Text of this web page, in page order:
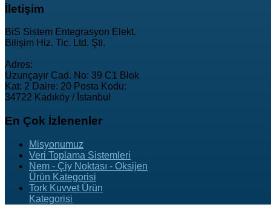
İletişim
BiS Sistem Entegrasyon Elekt.
Bilişim Hiz. Tic. Ltd. Şti.
Adres:
Uzunçayır Cad. No: 39 C1 Blok
Kat: 2 Daire: 20 Posta Kodu:
34722 Kadıköy / İstanbul
En Çok İzlenenler
Misyonumuz
Veri Toplama Sistemleri
Nem - Çiy Noktası - Oksijen
Ürün Kategorisi
Tork Kuvvet Ürün
Kategorisi